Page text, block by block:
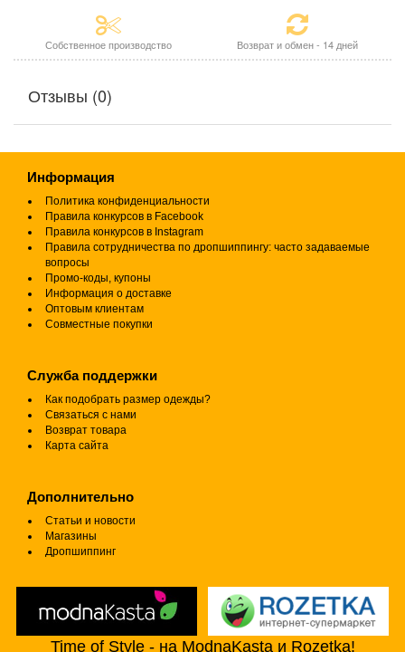
Собственное производство Возврат и обмен - 14 дней
Отзывы (0)
Информация
Политика конфиденциальности
Правила конкурсов в Facebook
Правила конкурсов в Instagram
Правила сотрудничества по дропшиппингу: часто задаваемые
вопросы
Промо-коды, купоны
Информация о доставке
Оптовым клиентам
Совместные покупки
Служба поддержки
Как подобрать размер одежды?
Связаться с нами
Возврат товара
Карта сайта
Дополнительно
Статьи и новости
Магазины
Дропшиппинг
Time of Style - на ModnaKasta и Rozetka!